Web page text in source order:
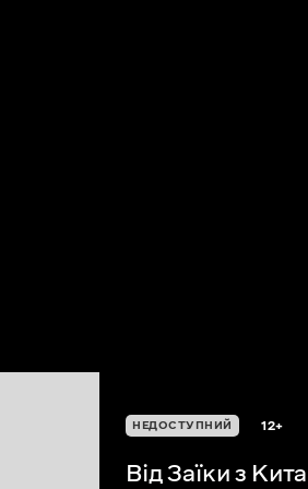
НЕДОСТУПНИЙ 12+
Від Заїки з